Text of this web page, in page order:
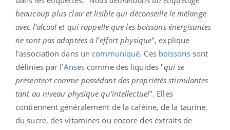
beaucoup plus clair et lisible qui déconseille le mélange
avec l’alcool et qui rappelle que les boissons énergisantes
ne sont pas adaptées à l’effort physique", explique
l’association dans un communiqué. Ces boissonssont
définies par l’Anses comme des liquides "qui se
présentent comme possédant des propriétés stimulantes
tant au niveau physique qu’intellectuel". Elles
contiennent généralement de la caféine, de la taurine,
du sucre, des vitamines ou encore des extraits de